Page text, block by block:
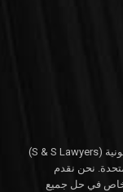
الدكتور صقر المرزوقي للمحاماة و الاستشارات القانونية (S & S Lawyers)
نحن نقدم
خاص في حل جميع